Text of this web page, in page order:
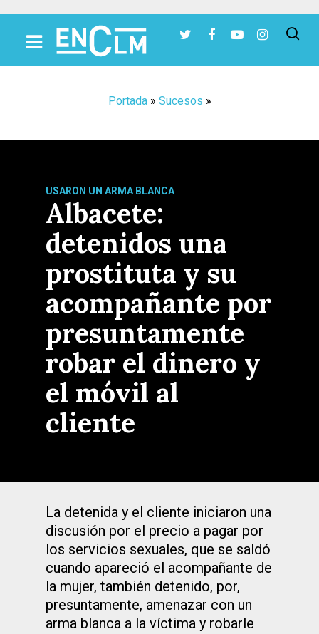
Portada» Sucesos »
USARON UN ARMA BLANCA
Albacete:
detenidos una
prostituta y su
acompañante por
presuntamente
robar el dinero y
el móvil al
cliente
La detenida y el cliente iniciaron una
discusión por el precio a pagar por
los servicios sexuales, que se saldó
cuando apareció el acompañante de
la mujer, también detenido, por,
presuntamente, amenazar con un
arma blanca a la víctima y robarle